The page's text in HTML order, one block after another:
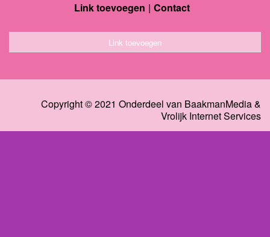
Link toevoegen Contact
Link toevoegen
Copyright © 2021 Onderdeel van BaakmanMedia&
Vrolijk Internet Services